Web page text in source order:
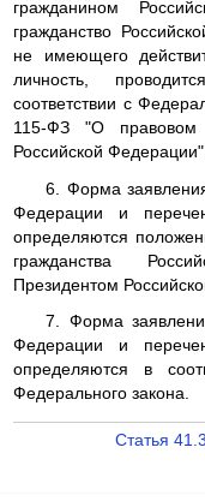
гражданином
гражданство
не имеющего
личность,
соответствии с
115-ФЗ "О правовом
Российской
6. Форма
Федерации и
определяются
гражданства
Президентом
7. Форма
Федерации и
определяются в
Федерального закона.
Статья 41.3